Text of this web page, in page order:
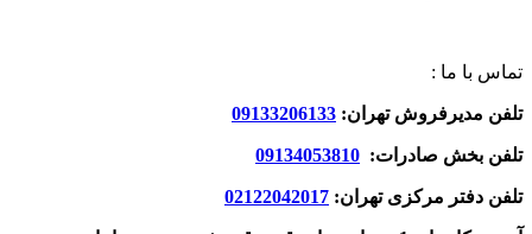
تماس با ما :
تلفن مدیرفروش تهران: 09133206133
تلفن بخش صادرات: 09134053810
تلفن دفتر مرکزی تهران: 02122042017